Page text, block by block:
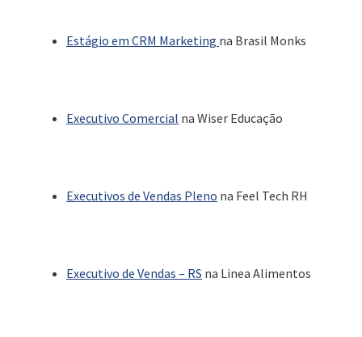
Estágio em CRM Marketing na Brasil Monks
Executivo Comercial na Wiser Educação
Executivos de Vendas Pleno na Feel Tech RH
Executivo de Vendas – RS na Linea Alimentos